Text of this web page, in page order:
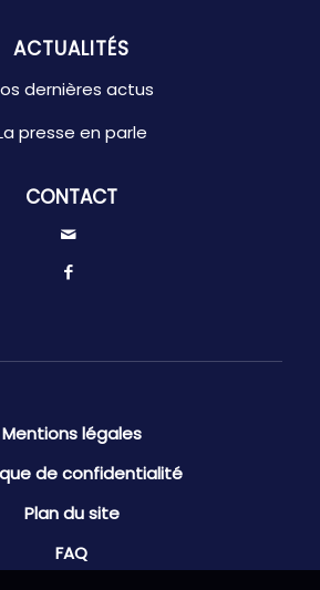
ACTUALITÉS
dernières actus
presse en parle
CONTACT
Mentions légales
de confidentialité
Plan du site
FAQ